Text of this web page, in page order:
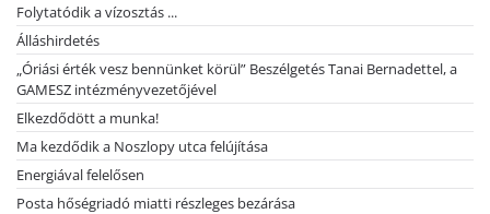
Folytatódik a vízosztás ...
Álláshirdetés
„Óriási érték vesz bennünket körül” Beszélgetés Tanai Bernadettel, a
GAMESZ intézményvezetőjével
Elkezdődött a munka!
Ma kezdődik a Noszlopy utca felújítása
Energiával felelősen
Posta hőségriadó miatti részleges bezárása